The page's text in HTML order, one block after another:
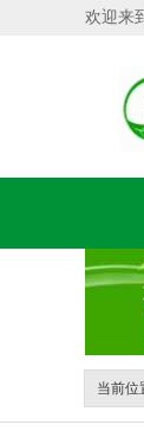
欢迎来
当前位